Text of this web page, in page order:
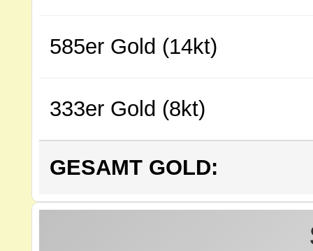
585er Gold (14kt)
333er Gold (8kt)
GESAMT GOLD: